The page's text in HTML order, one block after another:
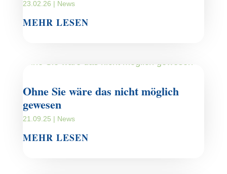
23.02.26 | News
MEHR LESEN
Ohne Sie wäre das nicht möglich
gewesen
21.09.25 | News
MEHR LESEN